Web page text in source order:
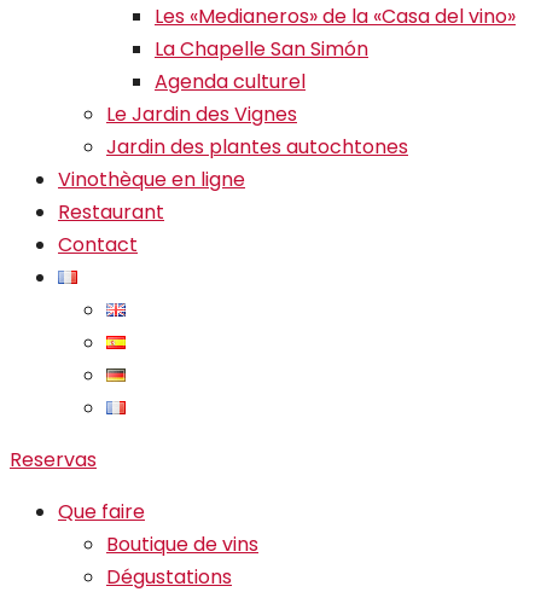
Les «Medianeros» de la «Casa del vino»
La Chapelle San Simón
Agenda culturel
Le Jardin des Vignes
Jardin des plantes autochtones
Vinothèque en ligne
Restaurant
Contact
Reservas
Que faire
Boutique de vins
Dégustations